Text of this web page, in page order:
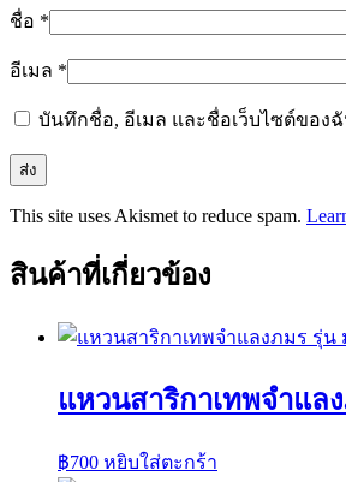
ชื่อ *
อีเมล *
บันทึกชื่อ, อีเมล และชื่อเว็บไซต์ของ
This site uses Akismet to reduce spam.
สินค้าที่เกี่ยวข้อง
แหวนสาริกาเทพจำแ
฿700 หยิบใส่ตะกร้า